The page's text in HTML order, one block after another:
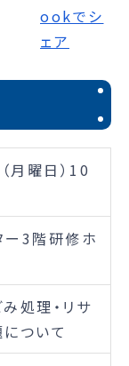
月曜日）10
ー3階研修ホ
処理・リサ
ついて